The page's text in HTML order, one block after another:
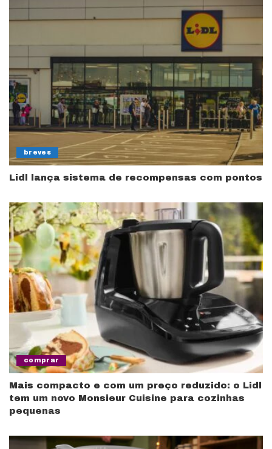
breves
Lidl lança sistema de recompensas com pontos
comprar
Mais compacto e com um preço reduzido: o Lidl
tem um novo Monsieur Cuisine para cozinhas
pequenas